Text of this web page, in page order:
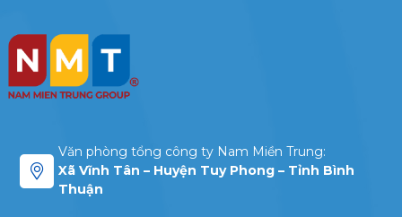
Văn phòng tổng công ty Nam Miền Trung:
Xã Vĩnh Tân – Huyện Tuy Phong – Tỉnh Bình
Thuận